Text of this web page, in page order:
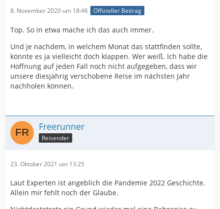
8. November 2020 um 18:46 Offizieller Beitrag
Top. So in etwa mache ich das auch immer.
Und je nachdem, in welchem Monat das stattfinden sollte,
könnte es ja vielleicht doch klappen. Wer weiß. Ich habe die
Hoffnung auf jeden Fall noch nicht aufgegeben, dass wir
unsere diesjährig verschobene Reise im nächsten Jahr
nachholen können.
Freerunner
Reisender
23. Oktober 2021 um 13:25
Laut Experten ist angeblich die Pandemie 2022 Geschichte.
Allein mir fehlt noch der Glaube.